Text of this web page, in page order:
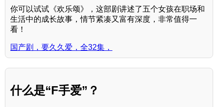
你可以试试《欢乐颂》，这部剧讲述了五个女孩在职场和
生活中的成长故事，情节紧凑又富有深度，非常值得一
看！
国产剧，要久久爱，全32集，
什么是“F手爱”？